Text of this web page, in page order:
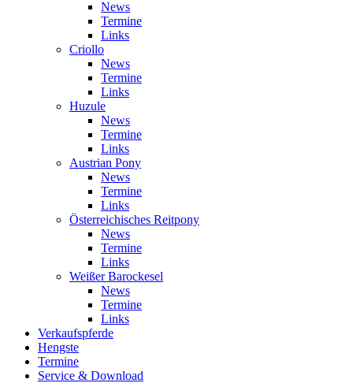
News
Termine
Links
Criollo
News
Termine
Links
Huzule
News
Termine
Links
Austrian Pony
News
Termine
Links
Österreichisches Reitpony
News
Termine
Links
Weißer Barockesel
News
Termine
Links
Verkaufspferde
Hengste
Termine
Service & Download